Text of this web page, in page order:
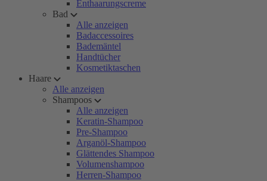
Enthaarungscreme
Bad
Alle anzeigen
Badaccessoires
Bademäntel
Handtücher
Kosmetiktaschen
Haare
Alle anzeigen
Shampoos
Alle anzeigen
Keratin-Shampoo
Pre-Shampoo
Arganöl-Shampoo
Glättendes Shampoo
Volumenshampoo
Herren-Shampoo